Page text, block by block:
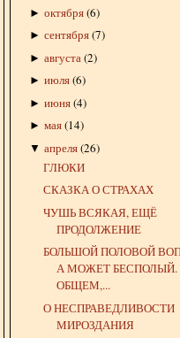
► октября(6)
► сентября(7)
► августа (2)
► июля(6)
► июня(4)
► мая(14)
▼ апреля(26)
ГЛЮКИ
СКАЗКА О СТРАХАХ
ЧУШЬ ВСЯКАЯ, ЕЩЁ
ПРОДОЛЖЕНИЕ
БОЛЬШОЙ ПОЛОВОЙ
А МОЖЕТ БЕСПОЛЫЙ.
ОБЩЕМ,...
О НЕСПРАВЕДЛИВОСТИ
МИРОЗДАНИЯ